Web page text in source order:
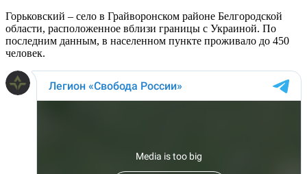
Горьковский – село в Грайворонском районе Белгородской
области, расположенное вблизи границы с Украиной. По
последним данным, в населенном пункте проживало до 450
человек.